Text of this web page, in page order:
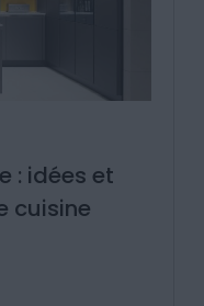
: idées et
cuisine